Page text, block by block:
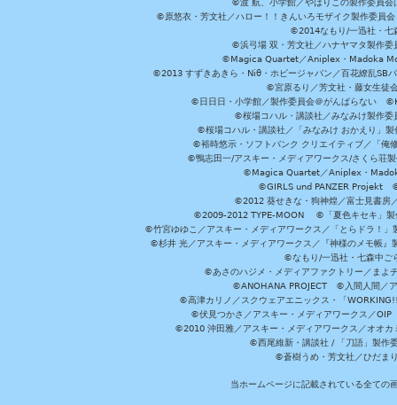
©渡 航、小学館／やはりこの製作委員
©原悠衣・芳文社／ハロー！！きんいろモザイク製作委員
©2014なもり/一迅社・
©浜弓場 双・芳文社／ハナヤマタ製作
©Magica Quartet／Aniplex・Madoka
©2013 すずきあきら・Niθ・ホビージャパン／百花繚乱
©宮原るり／芳文社・藤女生徒
©日日日・小学館／製作委員会＠がんばらない
©桜場コハル・講談社／みなみけ製作
©桜場コハル・講談社／「みなみけ おかえり」
©裕時悠示・ソフトバンク クリエイティブ／「
©鴨志田一/アスキー・メディアワークス/さく
©Magica Quartet／Aniplex・
©GIRLS und PANZER Projekt ©
©2012 葵せきな・狗神煌／富士見書
©2009-2012 TYPE-MOON ©「夏色キセキ」製
©竹宮ゆゆこ／アスキー・メディアワークス／「とらドラ！
©杉井 光／アスキー・メディアワークス／『神様のメモ帳
©なもり/一迅社・七森中
©あさのハジメ・メディアファクトリー／ま
©ANOHANA PROJECT ©入間人間／ア
©高津カリノ／スクウェアエニックス・「
©伏見つかさ／アスキー・メディアワークス／
©2010 沖田雅／アスキー・メディアワークス／オオ
©西尾維新・講談社 / 「刀語」製作
©蒼樹うめ・芳文社／ひだま
当ホームページに記載されている全ての